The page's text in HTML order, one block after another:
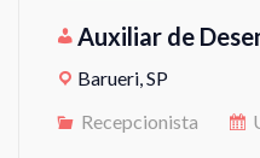
Auxiliar de
Barueri, SP
Recepcionista